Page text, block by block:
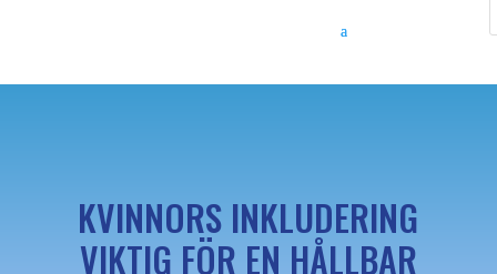
KVINNORS INKLUDERING
VIKTIG FÖR EN HÅLLBAR